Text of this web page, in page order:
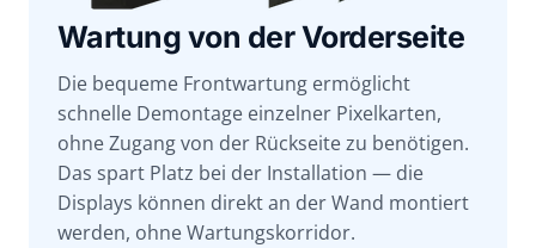
Wartung von der Vorderseite
Die bequeme Frontwartung ermöglicht
schnelle Demontage einzelner Pixelkarten,
ohne Zugang von der Rückseite zu benötigen.
Das spart Platz bei der Installation — die
Displays können direkt an der Wand montiert
werden, ohne Wartungskorridor.